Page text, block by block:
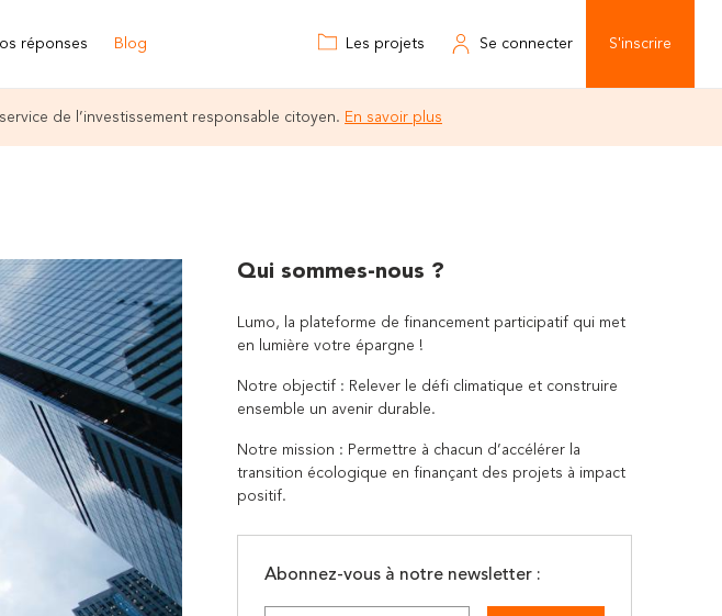
S'inscrire
Les projets Se connecter
réponses Blog
de l’investissement responsable citoyen. En savoir plus
Qui sommes-nous ?
Lumo, la plateforme de financement participatif qui met
en lumière votre épargne !
Notre objectif : Relever le défi climatique et construire
ensemble un avenir durable.
Notre mission : Permettre à chacun d’accélérer la
transition écologique en finançant des projets à impact
positif.
Abonnez-vous à notre newsletter :